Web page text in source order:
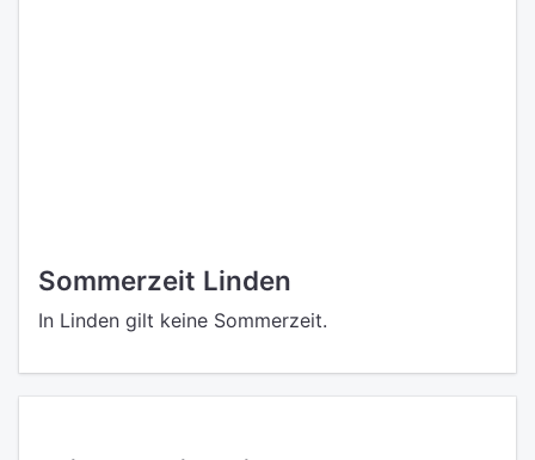
Sommerzeit Linden
In Linden gilt keine Sommerzeit.